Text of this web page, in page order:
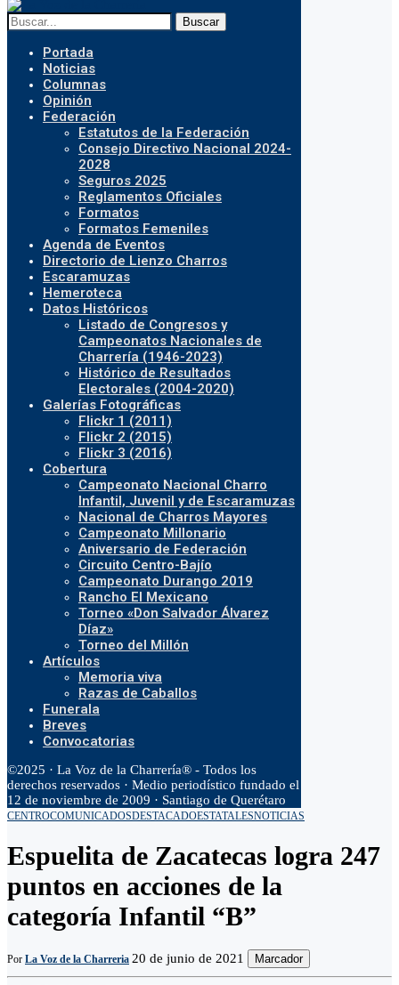
Buscar
Portada
Noticias
Columnas
Opinión
Federación
Estatutos de la Federación
Consejo Directivo Nacional 2024-
2028
Seguros 2025
Reglamentos Oficiales
Formatos
Formatos Femeniles
Agenda de Eventos
Directorio de Lienzo Charros
Escaramuzas
Hemeroteca
Datos Históricos
Listado de Congresos y
Campeonatos Nacionales de
Charrería (1946-2023)
Histórico de Resultados
Electorales (2004-2020)
Galerías Fotográficas
Flickr 1 (2011)
Flickr 2 (2015)
Flickr 3 (2016)
Cobertura
Campeonato Nacional Charro
Infantil, Juvenil y de Escaramuzas
Nacional de Charros Mayores
Campeonato Millonario
Aniversario de Federación
Circuito Centro-Bajío
Campeonato Durango 2019
Rancho El Mexicano
Torneo «Don Salvador Álvarez
Díaz»
Torneo del Millón
Artículos
Memoria viva
Razas de Caballos
Funerala
Breves
Convocatorias
©2025 · La Voz de la Charrería® - Todos los
derechos reservados · Medio periodístico fundado el
12 de noviembre de 2009 · Santiago de Querétaro
CENTROCOMUNICADOSDESTACADOESTATALESNOTICIAS
Espuelita de Zacatecas logra 247
puntos en acciones de la
categoría Infantil “B”
Por La Voz de la Charreria 20 de junio de 2021 Marcador